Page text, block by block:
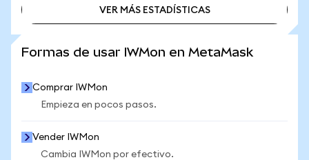
VER MÁS ESTADÍSTICAS
Formas de usar IWMon en MetaMask
Comprar IWMon
Empieza en pocos pasos.
Vender IWMon
Cambia IWMon por efectivo.